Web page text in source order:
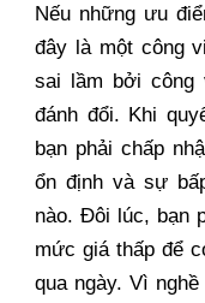
Nếu những ưu
đây là một công
sai lầm bởi công
đánh đổi. Khi
bạn phải chấp
ổn định và sự
nào. Đôi lúc, bạn
mức giá thấp để
qua ngày. Vì